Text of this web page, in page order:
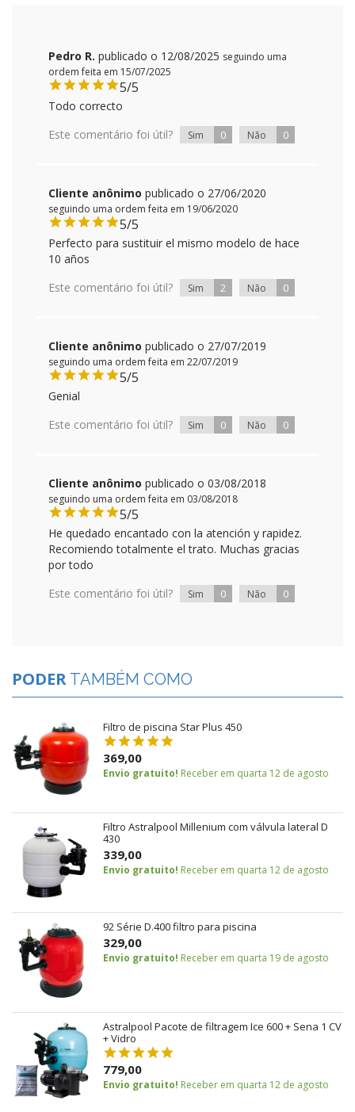
Pedro R.publicado o 12/08/2025 seguindo uma
ordem feita em 15/07/2025
5/5
Todo correcto
Este comentário foi útil?
Sim 0 Não 0
Cliente anônimopublicado o 27/06/2020
seguindo uma ordem feita em 19/06/2020
5/5
Perfecto para sustituir el mismo modelo de hace
10 años
Este comentário foi útil?
Sim 2 Não 0
Cliente anônimopublicado o 27/07/2019
seguindo uma ordem feita em 22/07/2019
5/5
Genial
Este comentário foi útil?
Sim 0 Não 0
Cliente anônimopublicado o 03/08/2018
seguindo uma ordem feita em 03/08/2018
5/5
He quedado encantado con la atención y rapidez.
Recomiendo totalmente el trato. Muchas gracias
por todo
Este comentário foi útil?
Sim 0 Não 0
PODER TAMBÉM COMO
Filtro de piscina Star Plus 450
369,00
Envio gratuito! Receber em quarta 12 de agosto
Filtro Astralpool Millenium com válvula lateral D
430
339,00
Envio gratuito! Receber em quarta 12 de agosto
92 Série D.400 filtro para piscina
329,00
Envio gratuito! Receber em quarta 19 de agosto
Astralpool Pacote de filtragem Ice 600 + Sena 1 CV
+ Vidro
779,00
Envio gratuito! Receber em quarta 12 de agosto